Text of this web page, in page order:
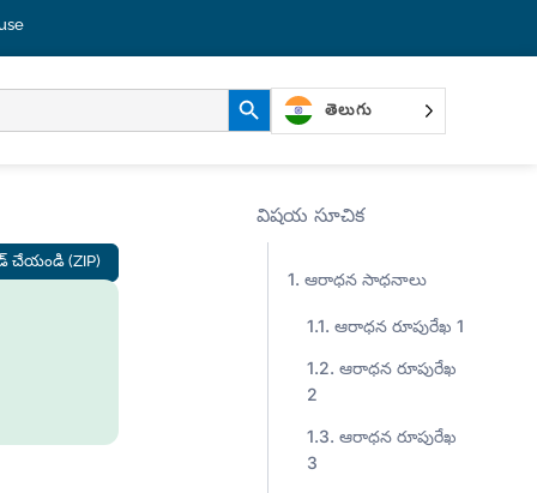
శోధన బటన్
తెలుగు
చేయండి (ZIP)
విషయ సూచిక
ఆరాధన సాధనాలు
ఆరాధన రూపురేఖ 1
ఆరాధన రూపురేఖ
2
ఆరాధన రూపురేఖ
3